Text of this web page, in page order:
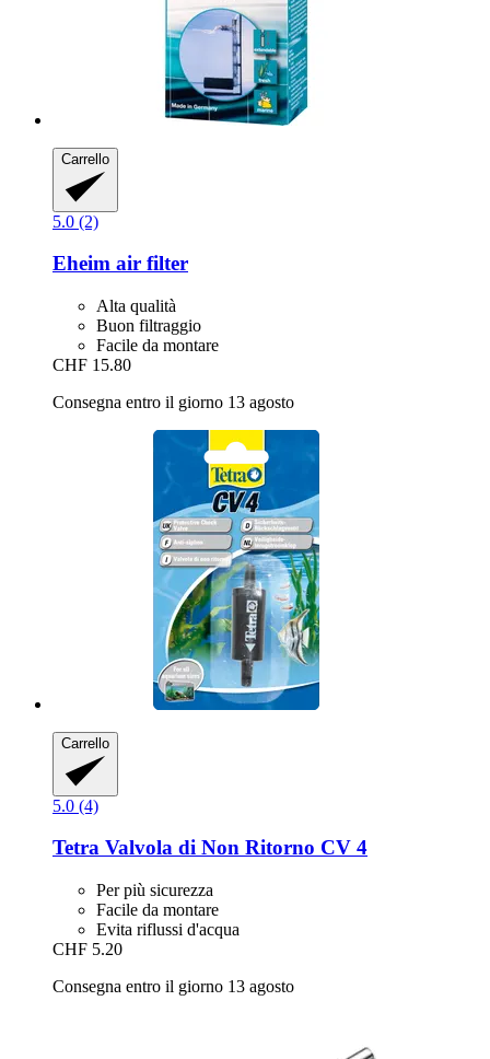
Carrello
5.0 (2)
Eheim air filter
Alta qualità
Buon filtraggio
Facile da montare
CHF 15.80
Consegna entro il giorno 13 agosto
Carrello
5.0 (4)
Tetra Valvola di Non Ritorno CV 4
Per più sicurezza
Facile da montare
Evita riflussi d'acqua
CHF 5.20
Consegna entro il giorno 13 agosto